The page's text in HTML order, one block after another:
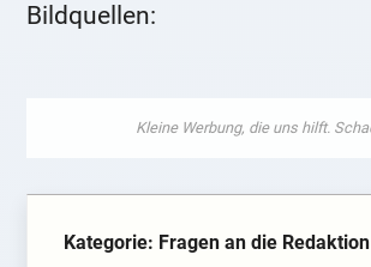
Bildquellen:
Kategorie: Fragen an die Redaktion